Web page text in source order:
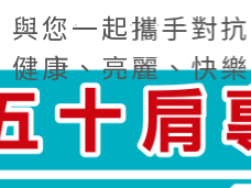
與您一起攜手對抗
健康、亮麗、快
與您一起攜手對抗
健康、亮麗、快
與您一起攜手對抗
健康、亮麗、快
與您一起攜手對抗
健康、亮麗、快